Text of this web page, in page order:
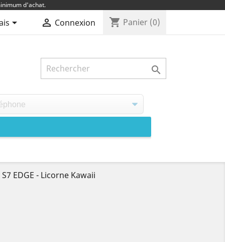
d'achat.
  Connexion shopping_cart Panier (0)

EDGE - Licorne Kawaii